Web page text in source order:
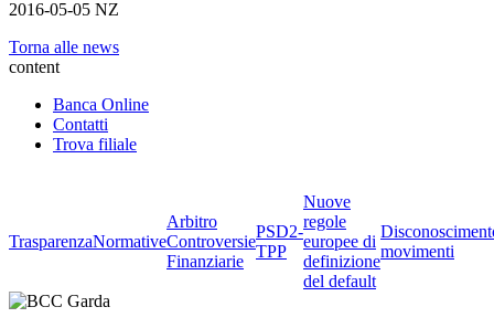
2016-05-05 NZ
Torna alle news
content
Banca Online
Contatti
Trova filiale
TrasparenzaNormative
Arbitro
Controversie
Finanziarie
PSD2-
TPP
Nuove
regole
europee di
definizione
del default
movimenti